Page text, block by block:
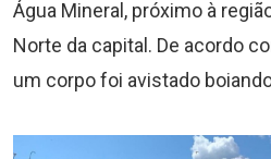
Água Mineral, próximo à
Norte da capital. De acordo
um corpo foi avistado